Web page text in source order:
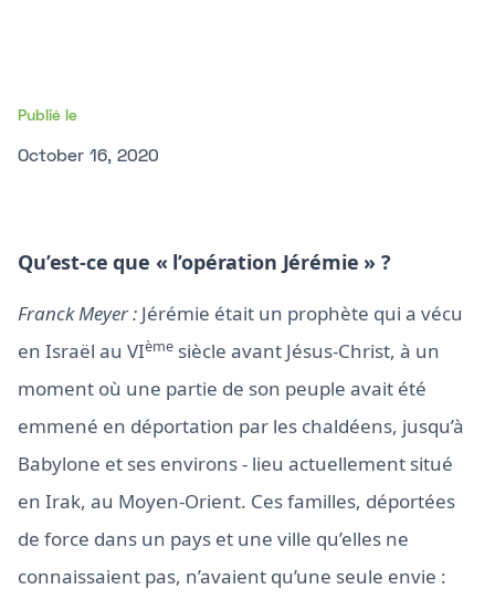
Publié le
October 16, 2020
Qu’est-ce que « l’opération Jérémie » ?
Franck Meyer : Jérémie était un prophète qui a vécu
en Israël au VIème siècle avant Jésus-Christ, à un
moment où une partie de son peuple avait été
emmené en déportation par les chaldéens, jusqu’à
Babylone et ses environs - lieu actuellement situé
en Irak, au Moyen-Orient. Ces familles, déportées
de force dans un pays et une ville qu’elles ne
connaissaient pas, n’avaient qu’une seule envie :